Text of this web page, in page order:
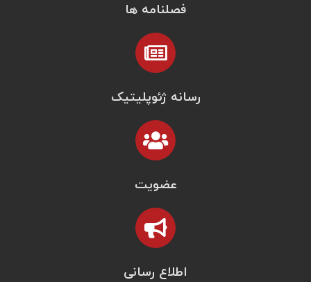
فصلنامه ها
رسانه ژئوپلیتیک
عضویت
اطلاع رسانی